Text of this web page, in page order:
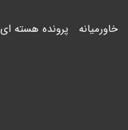
خاورمیانه پرونده هسته ای